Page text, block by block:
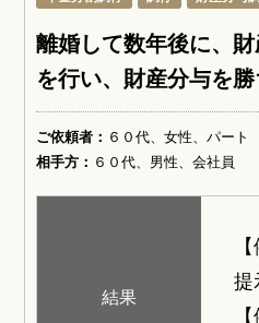
離婚して数年後に、
を行い、財産分与を
ご依頼者： ６０代、女性、パート
相手方： ６０代、男性、会社員
結果
提